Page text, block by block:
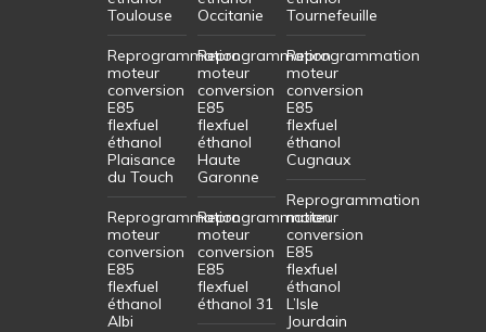
Toulouse
Reprogrammation
moteur
conversion
E85
flexfuel
éthanol
Plaisance
du Touch
Reprogrammation
moteur
conversion
E85
flexfuel
éthanol
Albi
Occitanie
Reprogrammation
moteur
conversion
E85
flexfuel
éthanol
Haute
Garonne
Reprogrammation
moteur
conversion
E85
flexfuel
éthanol 31
Tournefeuille
Reprogrammation
moteur
conversion
E85
flexfuel
éthanol
Cugnaux
Reprogrammation
moteur
conversion
E85
flexfuel
éthanol
L’Isle
Jourdain